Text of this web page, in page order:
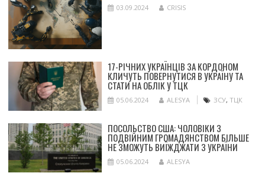
03.09.2024 CRISIS
17-РІЧНИХ УКРАЇНЦІВ ЗА КОРДОНОМ
КЛИЧУТЬ ПОВЕРНУТИСЯ В УКРАЇНУ ТА
СТАТИ НА ОБЛІК У ТЦК
05.06.2024 ALESYA ЗСУ, ТЦК
ПОСОЛЬСТВО США: ЧОЛОВІКИ З
ПОДВІЙНИМ ГРОМАДЯНСТВОМ БІЛЬШЕ
НЕ ЗМОЖУТЬ ВИЇЖДЖАТИ З УКРАЇНИ
05.06.2024 ALESYA